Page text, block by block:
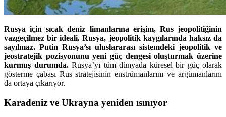
Rusya için sıcak deniz limanlarına erişim, Rus jeopolitiğinin
vazgeçilmez bir ideali. Rusya, jeopolitik kaygılarında haksız da
sayılmaz. Putin Rusya’sı uluslararası sistemdeki jeopolitik ve
jeostratejik pozisyonunu yeni güç dengesi oluşturmak üzerine
kurmuş durumda.Rusya’yı tüm dünyada küresel bir güç olarak
gösterme çabası Rus stratejisinin enstrümanlarını ve argümanlarını
da ortaya çıkarıyor.
Karadeniz ve Ukrayna yeniden ısınıyor